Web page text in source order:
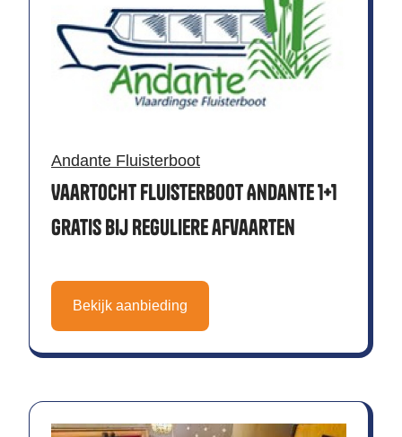
Andante Fluisterboot
Vaartocht Fluisterboot Andante 1+1
gratis bij Reguliere afvaarten
Bekijk aanbieding